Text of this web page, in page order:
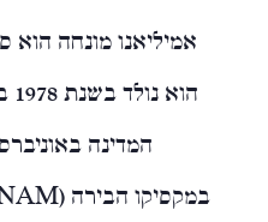
אמיליאנו מונחה הוא
המדינה